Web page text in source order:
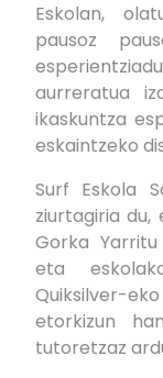
Eskolan,
pausoz
aurreratua
ikaskuntza
eskaintzeko
Surf Eskola
ziurtagiria du,
Gorka
eta
Quiksilver-
etorkizun
tutoretzaz